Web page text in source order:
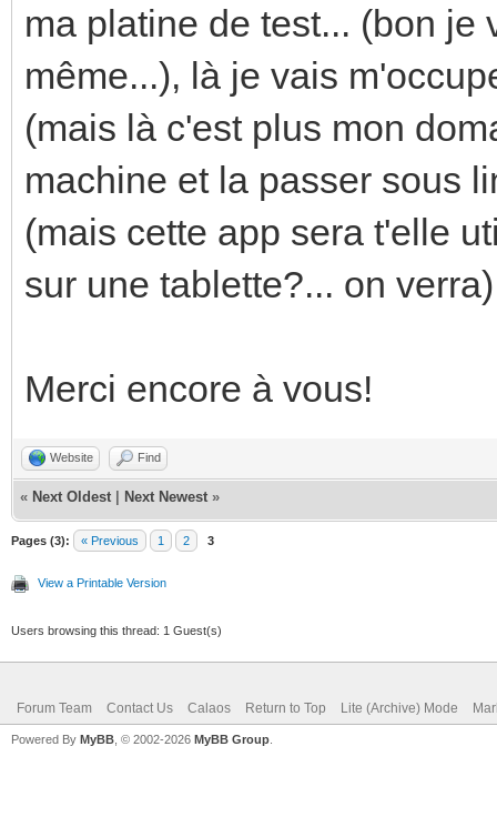
ma platine de test... (bon je
même...), là je vais
(mais là c'est plus mon
machine et la passer sous
(mais cette app sera t'elle
sur une tablette?... on verra)
Merci encore à vous!
Website Find
« Next Oldest Next Newest »
Pages (3): « Previous 1 2 3
View a Printable Version
Users browsing this thread: 1 Guest(s)
Forum Team Contact Us Calaos Return to Top Lite (Archive) Mode
Powered By MyBB , © 2002-2026 MyBB Group